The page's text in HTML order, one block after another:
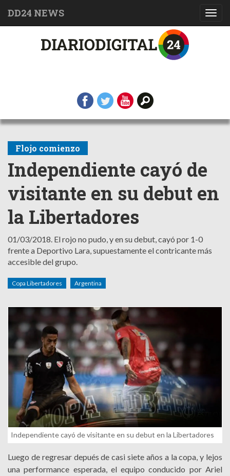
DD24 NEWS
Flojo comienzo
Independiente cayó de
visitante en su debut en
la Libertadores
01/03/2018. El rojo no pudo, y en su debut, cayó por 1-0
frente a Deportivo Lara, supuestamente el contricante más
accesible del grupo.
Copa Libertadores Argentina
Independiente cayó de visitante en su debut en la Libertadores
Luego de regresar depués de casi siete años a la copa, y lejos
una performance esperada, el equipo conducido por Ariel